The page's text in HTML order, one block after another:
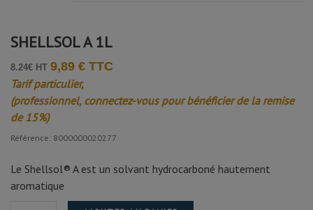
SHELLSOL A 1L
8.24€ HT 9,89 € TTC
Tarif particulier,
(professionnel, connectez-vous pour bénéficier de la remise
de 15%)
Référence: 8000000020277
Le Shellsol® A est un solvant hydrocarboné hautement
aromatique